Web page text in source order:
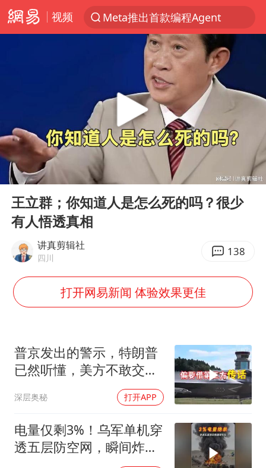
视频
Meta推出首款编程Agent
聚“绿”成势，结构转型活力足
印度暴发金迪普拉病毒
24小时不关空调 电费反而更低？
“梅姨”已是老年人 死刑或适用受限
杭州一小区17楼玻璃幕墙爆裂
美国退回1000亿美元关税
闪电劈中电线炸出一条火花
李嫣近照曝光
新华社权威快报|我国编制完成新版全月地质图
曝张一鸣下死命令：不依赖AI蒸馏技术
中国经济展现强大韧性和活力
Play
00:00
王立群；你知道人是怎么死的吗？很少
有人悟透真相
讲真剪辑社
四川 138
打开网易新闻 体验效果更佳
普京发出的警示，特朗普
已然听懂，美方不敢交出
深层奥秘 打开APP
电量仅剩3%！乌军单机穿
透五层防空网，瞬间炸飞